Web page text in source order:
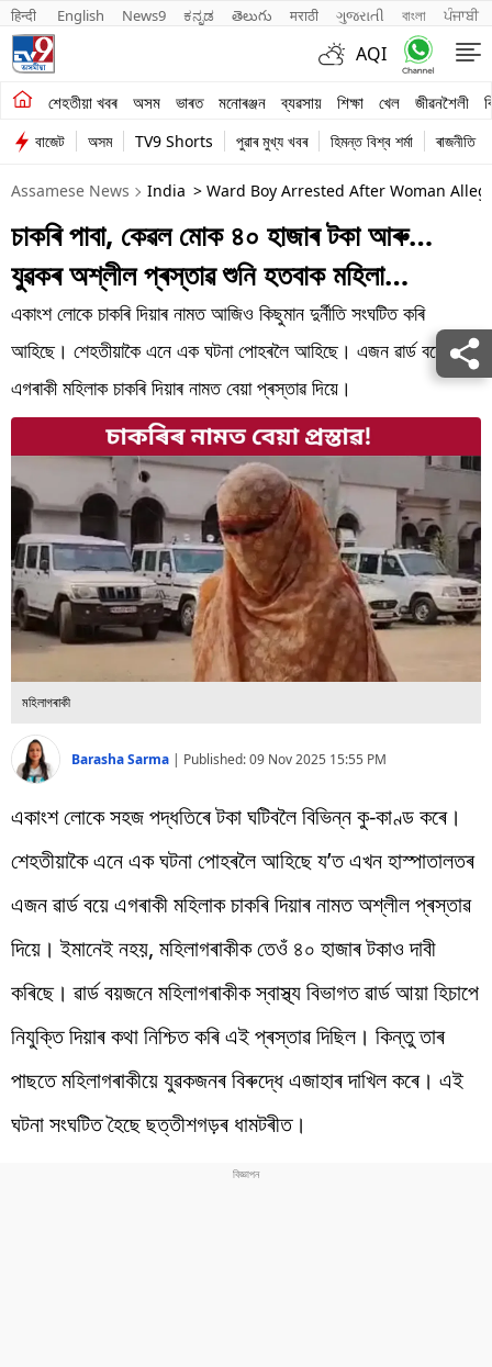
हिन्दी English News9 ಕನ್ನಡ తెలుగు मराठी ગુજરાતી বাংলা ਪੰਜਾਬੀ
AQI
শেহতীয়া খবৰ অসম ভাৰত মনোৰঞ্জন ব্যৱসায় শিক্ষা খেল জীৱনশৈলী
শেহতীয়া খবৰ
অসম
ভাৰত
মনোৰঞ্জন
ব্যৱসায়
শিক্ষা
খেল
জীৱনশৈলী
বিশ্ব
প্ৰযুক্তি
Videos
বাজেট অসম TV9 Shorts পুৱাৰ মুখ্য খবৰ হিমন্ত বিশ্ব শৰ্মা ৰাজনীতি
Assamese News India > Ward Boy Arrested After Woman
চাকৰি পাবা, কেৱল মোক ৪০ হাজাৰ টকা আৰু…
যুৱকৰ অশ্লীল প্ৰস্তাৱ শুনি হতবাক মহিলা…
একাংশ লোকে চাকৰি দিয়াৰ নামত আজিও কিছুমান দুৰ্নীতি সংঘটিত কৰি
আহিছে। শেহতীয়াকৈ এনে এক ঘটনা পোহৰলৈ আহিছে। এজন ৱাৰ্ড বয়ে
এগৰাকী মহিলাক চাকৰি দিয়াৰ নামত বেয়া প্ৰস্তাৱ দিয়ে।
মহিলাগৰাকী
Barasha Sarma | Published:09 Nov 2025 15:55 PM
একাংশ লোকে সহজ পদ্ধতিৰে টকা ঘটিবলৈ বিভিন্ন কু-কাণ্ড কৰে।
শেহতীয়াকৈ এনে এক ঘটনা পোহৰলৈ আহিছে য’ত এখন হাস্পাতালতৰ
এজন ৱাৰ্ড বয়ে এগৰাকী মহিলাক চাকৰি দিয়াৰ নামত অশ্লীল প্ৰস্তাৱ
দিয়ে। ইমানেই নহয়, মহিলাগৰাকীক তেওঁ ৪০ হাজাৰ টকাও দাবী
কৰিছে। ৱাৰ্ড বয়জনে মহিলাগৰাকীক স্বাস্থ্য বিভাগত ৱাৰ্ড আয়া হিচাপে
নিযুক্তি দিয়াৰ কথা নিশ্চিত কৰি এই প্ৰস্তাৱ দিছিল। কিন্তু তাৰ
পাছতে মহিলাগৰাকীয়ে যুৱকজনৰ বিৰুদ্ধে এজাহাৰ দাখিল কৰে। এই
ঘটনা সংঘটিত হৈছে ছত্তীশগড়ৰ ধামটৰীত।